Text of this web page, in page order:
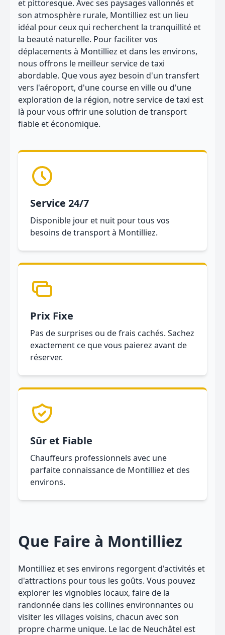
et pittoresque. Avec ses paysages vallonnés et
son atmosphère rurale, Montilliez est un lieu
idéal pour ceux qui recherchent la tranquillité et
la beauté naturelle. Pour faciliter vos
déplacements à Montilliez et dans les environs,
nous offrons le meilleur service de taxi
abordable. Que vous ayez besoin d'un transfert
vers l'aéroport, d'une course en ville ou d'une
exploration de la région, notre service de taxi est
là pour vous offrir une solution de transport
fiable et économique.
Service 24/7
Disponible jour et nuit pour tous vos
besoins de transport à Montilliez.
Prix Fixe
Pas de surprises ou de frais cachés. Sachez
exactement ce que vous paierez avant de
réserver.
Sûr et Fiable
Chauffeurs professionnels avec une
parfaite connaissance de Montilliez et des
environs.
Que Faire à Montilliez
Montilliez et ses environs regorgent d'activités et
d'attractions pour tous les goûts. Vous pouvez
explorer les vignobles locaux, faire de la
randonnée dans les collines environnantes ou
visiter les villages voisins, chacun avec son
propre charme unique. Le lac de Neuchâtel est